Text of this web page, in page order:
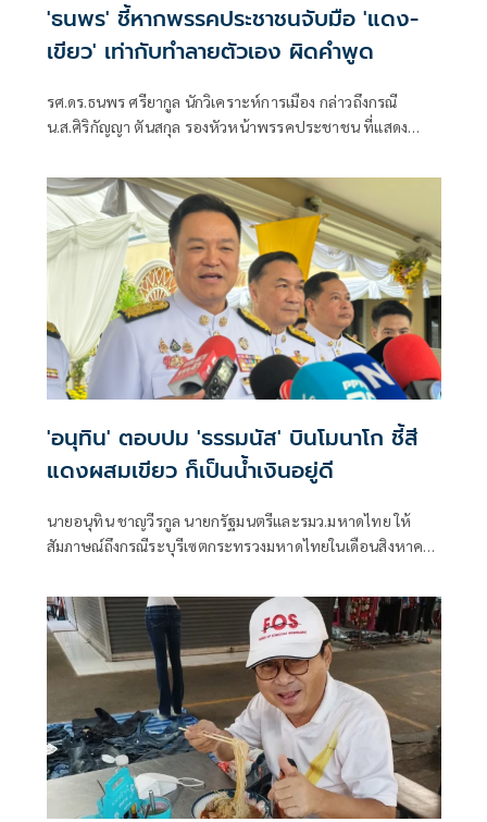
'ธนพร' ชี้หากพรรคประชาชนจับมือ 'แดง-
เขียว' เท่ากับทำลายตัวเอง ผิดคำพูด
รศ.ดร.ธนพร ศรียากูล นักวิเคราะห์การเมือง กล่าวถึงกรณี
น.ส.ศิริกัญญา ตันสกุล รองหัวหน้าพรรคประชาชน ที่แสดง
พรรคภูมิใจไทย ก็จำเป็นต้องพูดคุยกับพรรคประชาชนด้วยว่า
'อนุทิน' ตอบปม 'ธรรมนัส' บินโมนาโก ชี้สี
แดงผสมเขียว ก็เป็นน้ำเงินอยู่ดี
นายอนุทิน ชาญวีรกูล นายกรัฐมนตรีและรมว.มหาดไทย ให้
สัมภาษณ์ถึงกรณีระบุรีเซตกระทรวงมหาดไทยในเดือนสิงหาคม